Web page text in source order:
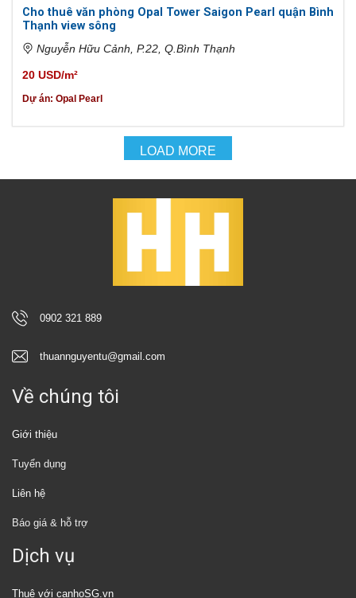
Cho thuê văn phòng Opal Tower Saigon Pearl quận Bình
Thạnh view sông
Nguyễn Hữu Cảnh, P.22, Q.Bình Thạnh
20 USD/m²
Dự án: Opal Pearl
LOAD MORE
0902 321 889
thuannguyentu@gmail.com
Về chúng tôi
Giới thiệu
Tuyển dụng
Liên hệ
Báo giá & hỗ trợ
Dịch vụ
Thuê với canhoSG.vn